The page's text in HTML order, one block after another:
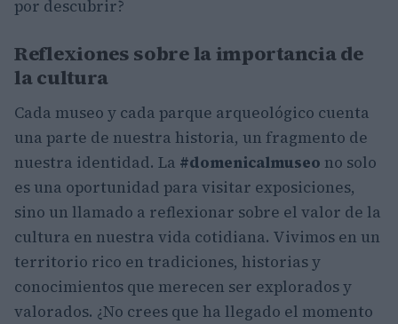
por descubrir?
Reflexiones sobre la importancia de
la cultura
Cada museo y cada parque arqueológico cuenta
una parte de nuestra historia, un fragmento de
nuestra identidad. La #domenicalmuseo no solo
es una oportunidad para visitar exposiciones,
sino un llamado a reflexionar sobre el valor de la
cultura en nuestra vida cotidiana. Vivimos en un
territorio rico en tradiciones, historias y
conocimientos que merecen ser explorados y
valorados. ¿No crees que ha llegado el momento